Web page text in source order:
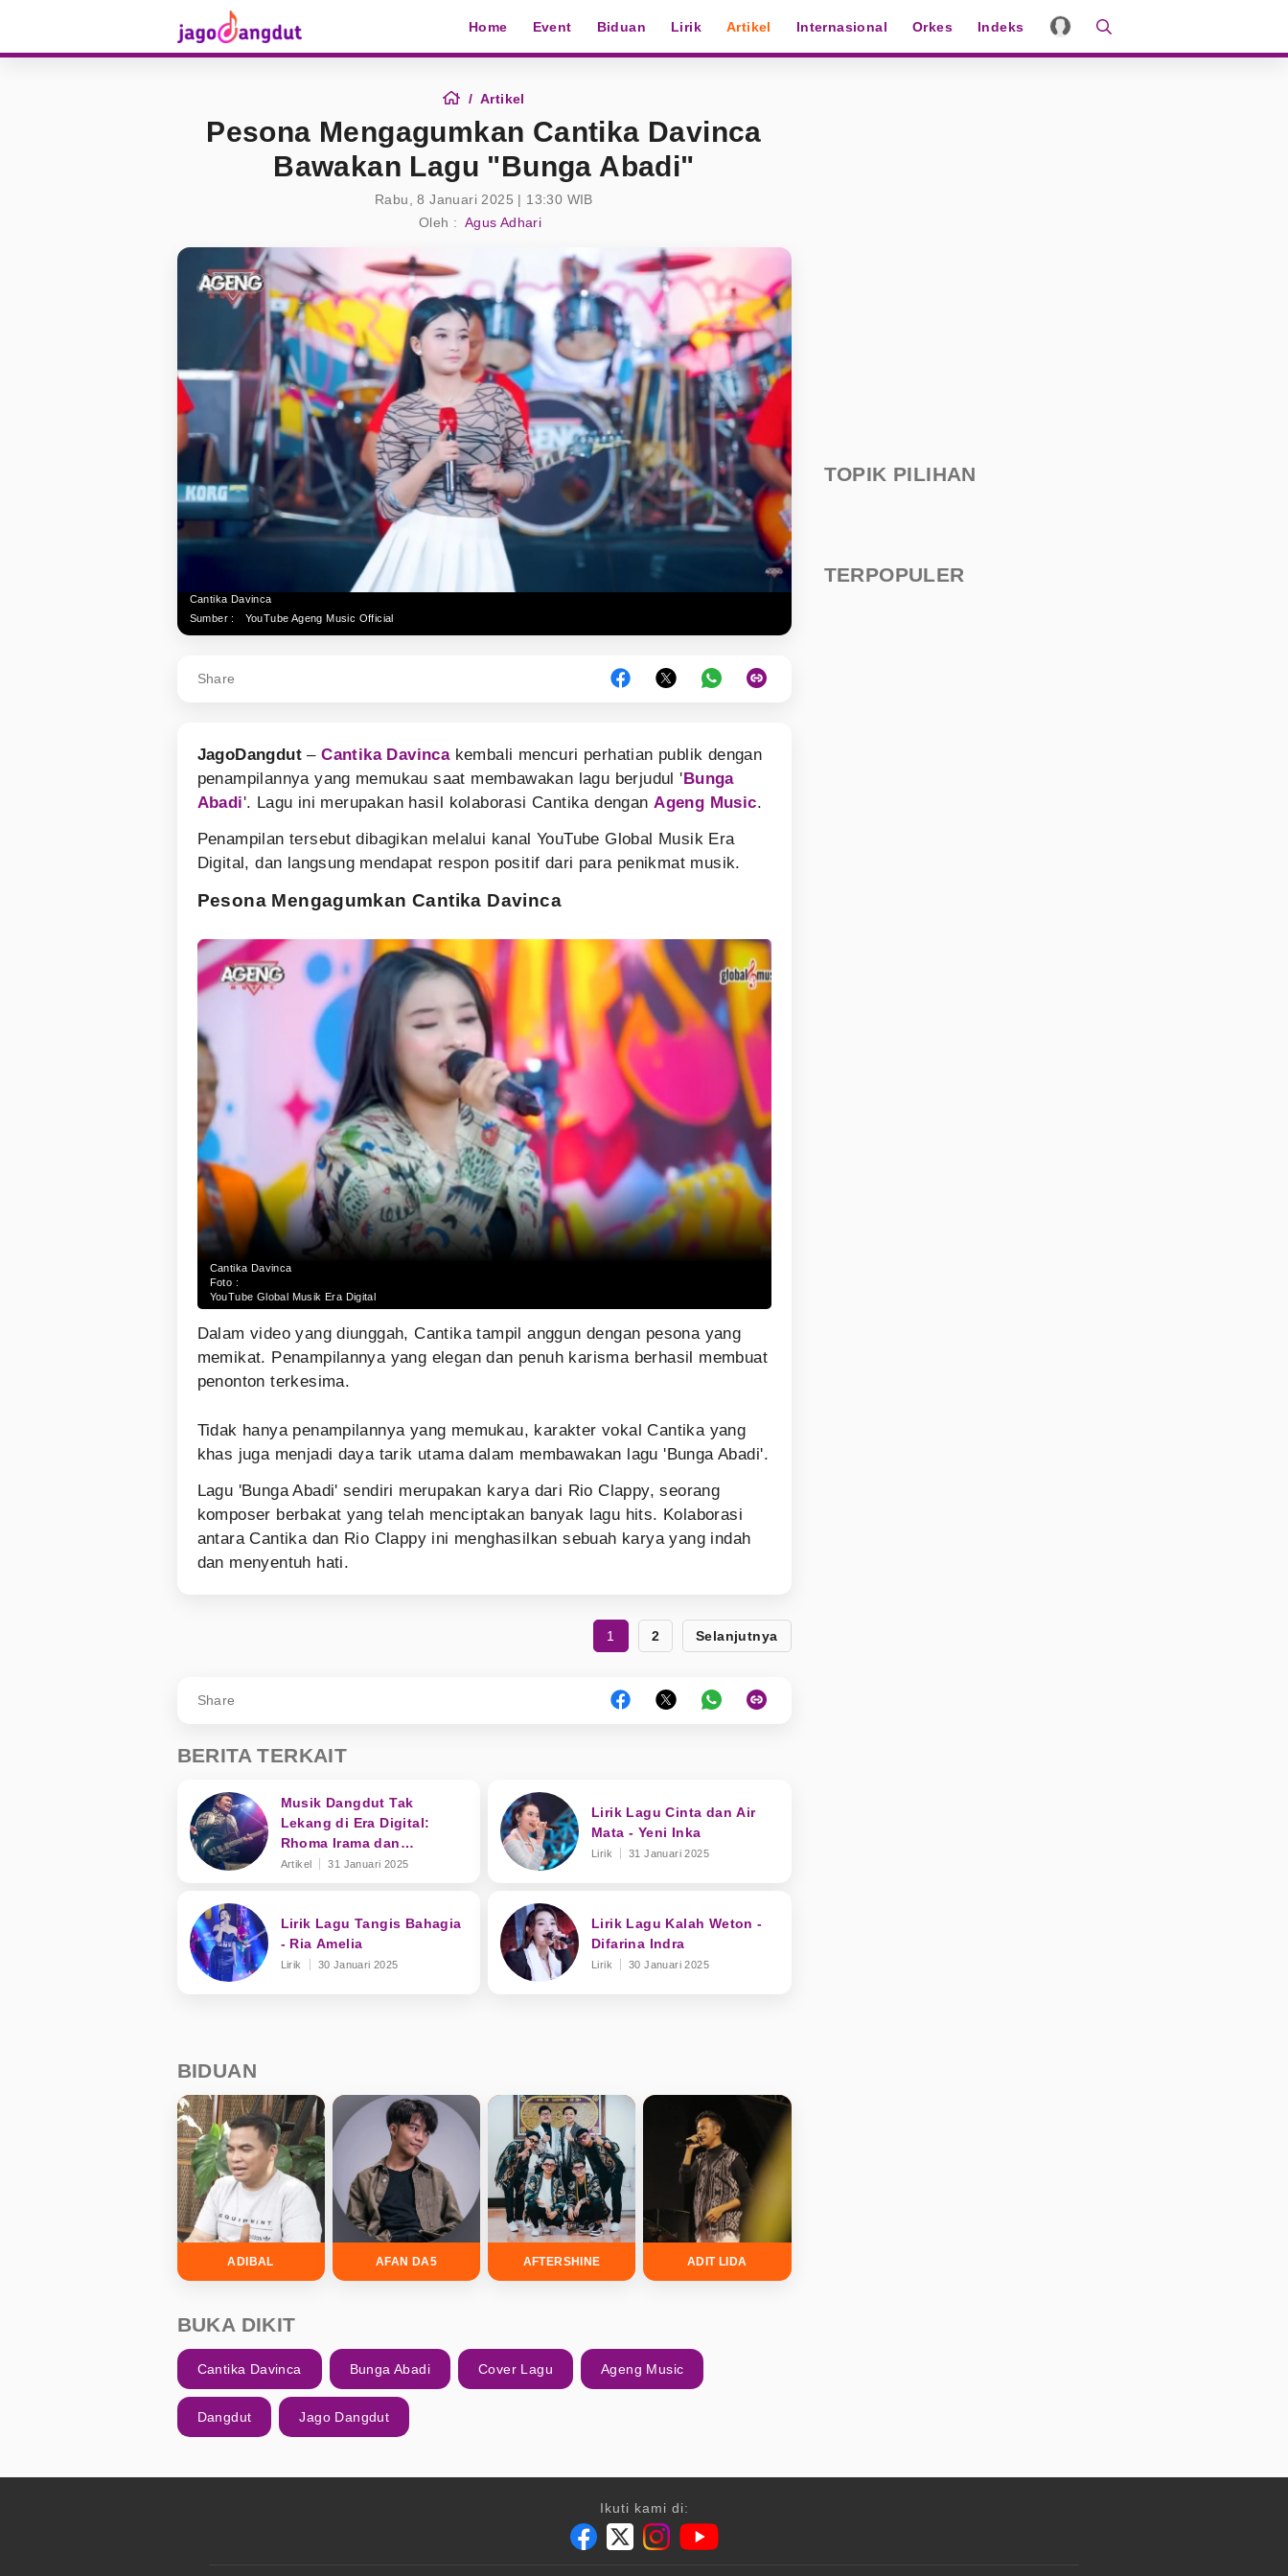
Home Event Biduan Lirik Artikel Internasional Orkes Indeks
Artikel
Pesona Mengagumkan Cantika Davinca
Bawakan Lagu "Bunga Abadi"
Rabu, 8 Januari 2025 | 13:30 WIB
Oleh : Agus Adhari
Cantika Davinca
Sumber :
YouTube Ageng Music Official
Share
JagoDangdut–Cantika Davincakembali mencuri perhatian publik dengan
penampilannya yang memukau saat membawakan lagu berjudul 'Bunga
Abadi'. Lagu ini merupakan hasil kolaborasi Cantika dengan Ageng Music.
Penampilan tersebut dibagikan melalui kanal YouTube Global Musik Era
Digital, dan langsung mendapat respon positif dari para penikmat musik.
Pesona Mengagumkan Cantika Davinca
Cantika Davinca
Foto :
YouTube Global Musik Era Digital
Dalam video yang diunggah, Cantika tampil anggun dengan pesona yang
memikat. Penampilannya yang elegan dan penuh karisma berhasil membuat
penonton terkesima.
Tidak hanya penampilannya yang memukau, karakter vokal Cantika yang
khas juga menjadi daya tarik utama dalam membawakan lagu 'Bunga Abadi'.
Lagu 'Bunga Abadi' sendiri merupakan karya dari Rio Clappy, seorang
komposer berbakat yang telah menciptakan banyak lagu hits. Kolaborasi
antara Cantika dan Rio Clappy ini menghasilkan sebuah karya yang indah
dan menyentuh hati.
1 2 Selanjutnya
Share
BERITA TERKAIT
Musik Dangdut Tak
Lekang di Era Digital:
Rhoma Irama dan
Transformasi Genre
Artikel 31 Januari 2025
Lirik Lagu Cinta dan Air
Mata - Yeni Inka
Lirik 31 Januari 2025
Lirik Lagu Tangis Bahagia
- Ria Amelia
Lirik 30 Januari 2025
Lirik Lagu Kalah Weton -
Difarina Indra
Lirik 30 Januari 2025
BIDUAN
ADIBAL AFAN DA5 AFTERSHINE ADIT LIDA
BUKA DIKIT
Cantika Davinca Bunga Abadi Cover Lagu Ageng Music
Dangdut Jago Dangdut
TOPIK PILIHAN
TERPOPULER
Ikuti kami di: